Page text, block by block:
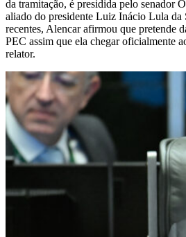
da tramitação, é presidida pelo senador
aliado do presidente Luiz Inácio Lula da
recentes, Alencar afirmou que pretende
PEC assim que ela chegar oficialmente
relator.